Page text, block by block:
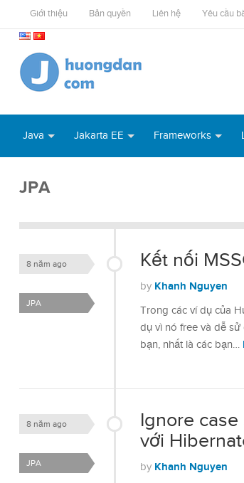
Giới thiệu Bản quyền Liên hệ Yêu cầu
Java Jakarta EE Frameworks
JPA
Kết nối
8 năm ago
by Khanh Nguyen
JPA
Trong các ví dụ của
dụ vì nó free và dễ
bạn, nhất là các bạn…
Ignore
với
8 năm ago
by Khanh Nguyen
JPA